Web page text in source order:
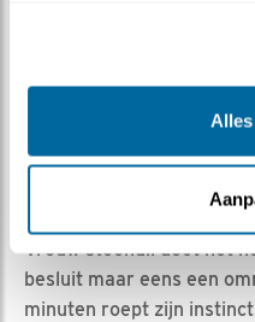
Vader gaat
Geert | Geplaatst op 2
Bewaar dit
Vrouw steenuil doet het
besluit maar eens een
minuten roept zijn